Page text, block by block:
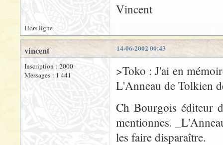
Vincent
Hors ligne
14-06-2002 00:43
vincent
Inscription : 2000
Messages : 1 441
>Toko : J'ai en
L'Anneau de Tolkien
Ch Bourgois éditeur
mentionnes.
les faire disparaître.